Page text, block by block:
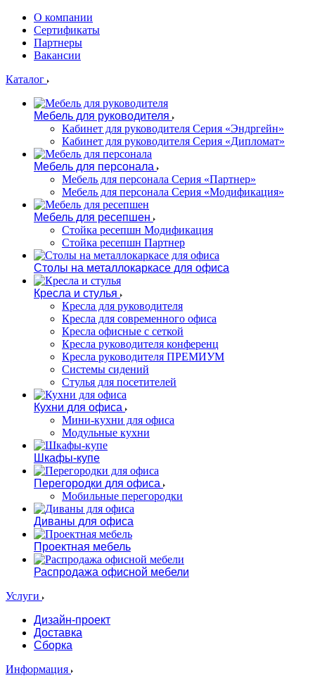
О компании
Сертификаты
Партнеры
Вакансии
Каталог
Мебель для руководителя
Кабинет для руководителя Серия «Эндргейн»
Кабинет для руководителя Серия «Дипломат»
Мебель для персонала
Мебель для персонала Серия «Партнер»
Мебель для персонала Серия «Модификация»
Мебель для ресепшен
Стойка ресепшн Модификация
Стойка ресепшн Партнер
Столы на металлокаркасе для офиса
Кресла и стулья
Кресла для руководителя
Кресла для современного офиса
Кресла офисные с сеткой
Кресла руководителя конференц
Кресла руководителя ПРЕМИУМ
Системы сидений
Стулья для посетителей
Кухни для офиса
Мини-кухни для офиса
Модульные кухни
Шкафы-купе
Перегородки для офиса
Мобильные перегородки
Диваны для офиса
Проектная мебель
Распродажа офисной мебели
Услуги
Дизайн-проект
Доставка
Сборка
Информация